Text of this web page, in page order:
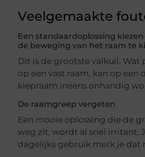
Veelgemaakte
Een standaardoplossing
de beweging van het raam te
Dit is de grootste valkuil. Wat
op een vast raam, kan op een
kiepraam ineens onhandig
De raamgreep vergeten
Een mooie oplossing die de
weg zit, wordt al snel irritant.
dagelijks gebruik merk je dat